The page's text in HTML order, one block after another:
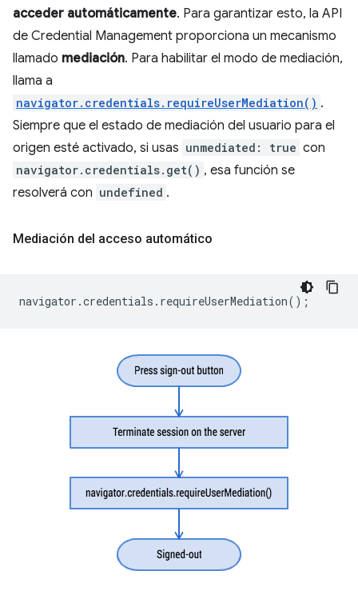
acceder automáticamente. Para garantizar esto, la API
de Credential Management proporciona un mecanismo
llamado mediación. Para habilitar el modo de mediación,
llama a
navigator.credentials.requireUserMediation() .
Siempre que el estado de mediación del usuario para el
origen esté activado, si usas unmediated: true con
navigator.credentials.get() , esa función se
resolverá con undefined .
Mediación del acceso automático
navigator .credentials . requireUserMediation();